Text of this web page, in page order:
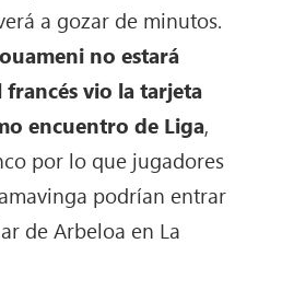
a gozar de minutos.
no estará
francés vio la tarjeta
encuentro de Liga,
por lo que jugadores
podrían entrar
de Arbeloa en La